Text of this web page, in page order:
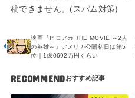
稿できません。(スパム対策)
映画『ヒロアカ THE MOVIE ～2人
の英雄～』アメリカ公開初日は第5
位｜1億0692万円くらい
RECOMMEND